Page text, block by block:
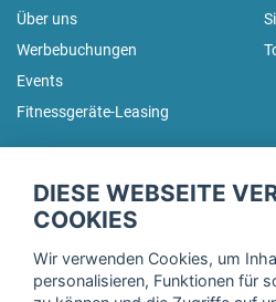
Über uns
Werbebuchungen
Events
Fitnessgeräte-Leasing
Trage dich hier für unseren
DIESE WEBSEITE
COOKIES
Wir verwenden Cookies, um
personalisieren, Funktionen für